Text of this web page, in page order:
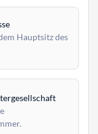
Hauptsitz des